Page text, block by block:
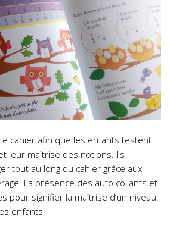
cahier afin que les enfants testent
leur maîtrise des notions. Ils
tout au long du cahier grâce aux
La présence des auto collants et
pour signifier la maîtrise d’un niveau
enfants.